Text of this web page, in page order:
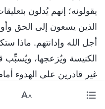
يقولونه؛ إنهم يُدلون
الذين يسعون إلى الحق
أجل الله وإدانتهم. ماذا
الكنيسة ويُزعجها، ويُسبِّب
غير قادرين على الهدوء
يمكن للأشياء عديمة الضمير